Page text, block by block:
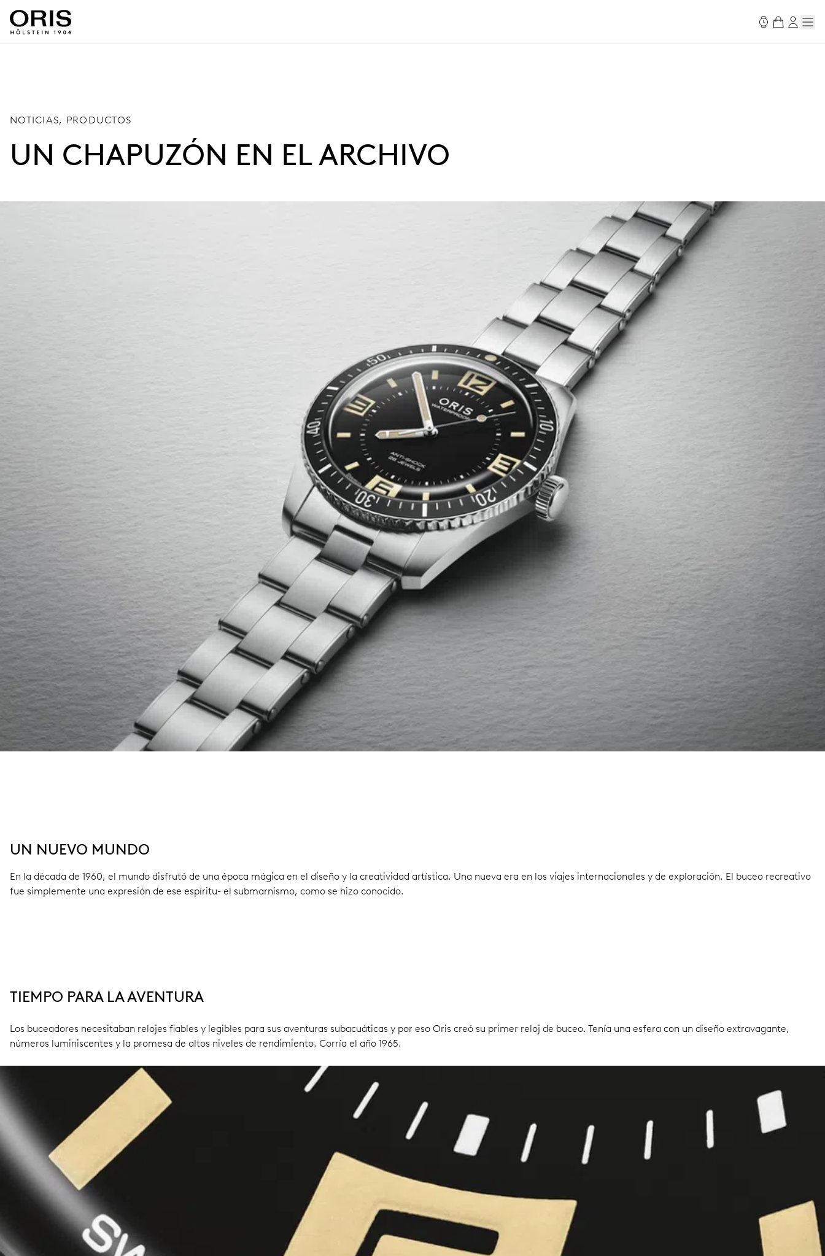
NOTICIAS, PRODUCTOS
UN CHAPUZÓN EN EL ARCHIVO
UN NUEVO MUNDO
En la década de 1960, el mundo disfrutó de una época mágica en el diseño y la creatividad artística. Una nueva era en los viajes internacionales y de exploración. El buceo recreativo
fue simplemente una expresión de ese espíritu- el submarnismo, como se hizo conocido.
TIEMPO PARA LA AVENTURA
Los buceadores necesitaban relojes fiables y legibles para sus aventuras subacuáticas y por eso Oris creó su primer reloj de buceo. Tenía una esfera con un diseño extravagante,
números luminiscentes y la promesa de altos niveles de rendimiento. Corría el año 1965.